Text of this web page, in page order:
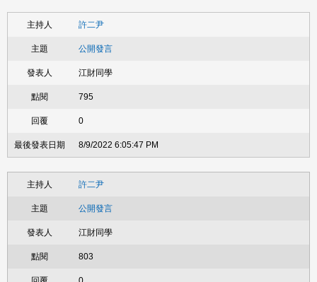
許二尹
公開發言
江財同學
795
0
8/9/2022 6:05:47 PM
許二尹
公開發言
江財同學
803